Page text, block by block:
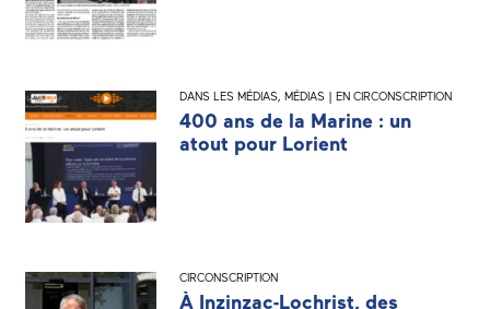
DANS LES MÉDIAS, MÉDIAS | EN CIRCONSCRIPTION
400 ans de la Marine : un
atout pour Lorient
CIRCONSCRIPTION
À Inzinzac-Lochrist, des